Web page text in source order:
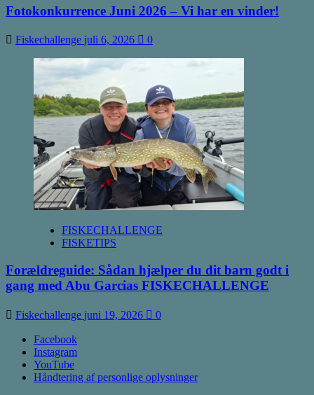
Fotokonkurrence Juni 2026 – Vi har en vinder!
Fiskechallenge juli 6, 2026 0
FISKECHALLENGE
FISKETIPS
Forældreguide: Sådan hjælper du dit barn godt i
gang med Abu Garcias FISKECHALLENGE
Fiskechallenge juni 19, 2026 0
Facebook
Instagram
YouTube
Håndtering af personlige oplysninger